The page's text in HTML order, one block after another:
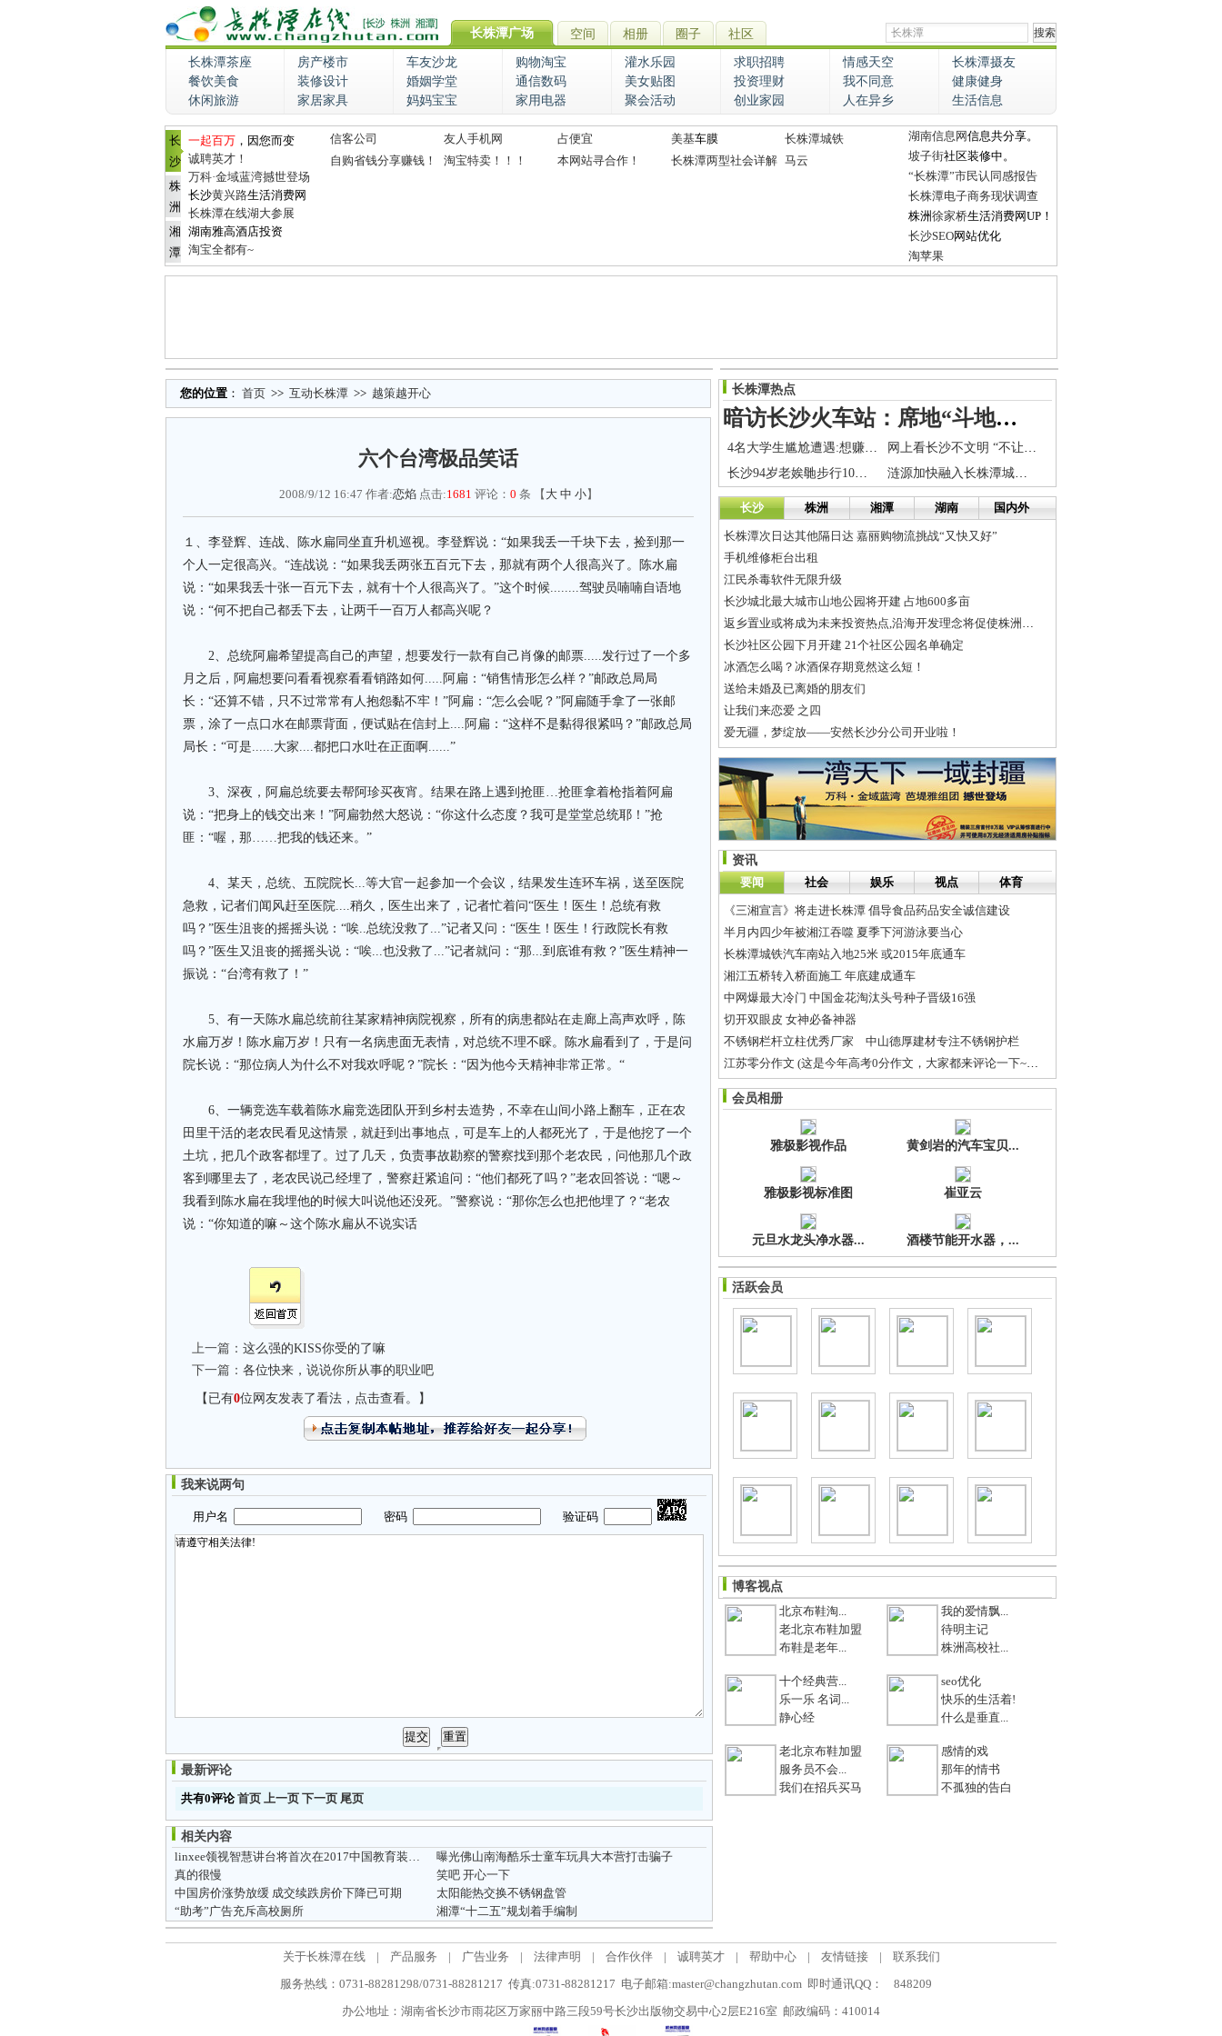
长株潭广场 空间 相册 圈子 社区
长株潭茶座 房产楼市 车友沙龙 购物淘宝 灌水乐园 求职招聘 情感天空
长株潭摄友
餐饮美食
装修设计 婚姻学堂 通信数码 美女贴图 投资理财 我不同意
健康健身
休闲旅游
家居家具 妈妈宝宝 家用电器 聚会活动 创业家园 人在异乡 生活信息
长
沙
株
洲
湘
潭
一起百万 ，因您而变
诚聘英才！
万科·金域蓝湾撼世登场
长沙黄兴路生活消费网
长株潭在线湖大参展
湖南雅高酒店投资
淘宝全都有~
信客公司 友人手机网 占便宜 美基车膜
长株潭城铁
自购省钱分享赚钱！
淘宝特卖！！！ 本网站寻合作！ 长株潭两型社会详解 马云
湖南信息网信息共分享。
坡子街社区装修中。
“长株潭”市民认同感报告
长株潭电子商务现状调查
株洲徐家桥生活消费网UP！
长沙SEO网站优化
淘苹果
您的位置 ： 首页 >> 互动长株潭 >> 越策越开心
六个台湾极品笑话
2008/9/12 16:47 作者:恋焰点击:1681 评论： 0 条 【 大 中 小】
１、李登辉、连战、陈水扁同坐直升机巡视。李登辉说：“如果我丢一千块下去，捡到那一
个人一定很高兴。“连战说：“如果我丢两张五百元下去，那就有两个人很高兴了。陈水扁
说：“如果我丢十张一百元下去，就有十个人很高兴了。”这个时候........驾驶员喃喃自语地
说：“何不把自己都丢下去，让两千一百万人都高兴呢？
2、总统阿扁希望提高自己的声望，想要发行一款有自己肖像的邮票.....发行过了一个多
月之后，阿扁想要问看看视察看看销路如何.....阿扁：“销售情形怎么样？”邮政总局局
长：“还算不错，只不过常常有人抱怨黏不牢！”阿扁：“怎么会呢？”阿扁随手拿了一张邮
票，涂了一点口水在邮票背面，便试贴在信封上....阿扁：“这样不是黏得很紧吗？”邮政总局
局长：“可是......大家....都把口水吐在正面啊......”
3、深夜，阿扁总统要去帮阿珍买夜宵。结果在路上遇到抢匪…抢匪拿着枪指着阿扁
说：“把身上的钱交出来！”阿扁勃然大怒说：“你这什么态度？我可是堂堂总统耶！”抢
匪：“喔，那……把我的钱还来。”
4、某天，总统、五院院长...等大官一起参加一个会议，结果发生连环车祸，送至医院
急救，记者们闻风赶至医院....稍久，医生出来了，记者忙着问“医生！医生！总统有救
吗？”医生沮丧的摇摇头说：“唉..总统没救了...”记者又问：“医生！医生！行政院长有救
吗？”医生又沮丧的摇摇头说：“唉...也没救了...”记者就问：“那...到底谁有救？”医生精神一
振说：“台湾有救了！”
5、有一天陈水扁总统前往某家精神病院视察，所有的病患都站在走廊上高声欢呼，陈
水扁万岁！陈水扁万岁！只有一名病患面无表情，对总统不理不睬。陈水扁看到了，于是问
院长说：“那位病人为什么不对我欢呼呢？”院长：“因为他今天精神非常正常。“
6、一辆竞选车载着陈水扁竞选团队开到乡村去造势，不幸在山间小路上翻车，正在农
田里干活的老农民看见这情景，就赶到出事地点，可是车上的人都死光了，于是他挖了一个
土坑，把几个政客都埋了。过了几天，负责事故勘察的警察找到那个老农民，问他那几个政
客到哪里去了，老农民说己经埋了，警察赶紧追问：“他们都死了吗？”老农回答说：“嗯～
我看到陈水扁在我埋他的时候大叫说他还没死。”警察说：“那你怎么也把他埋了？“老农
说：“你知道的嘛～这个陈水扁从不说实话
上一篇： 这么强的KISS你受的了嘛
下一篇： 各位快来，说说你所从事的职业吧
【已有0位网友发表了看法，点击查看。】
我来说两句
用户名 密码 验证码
最新评论
共有0评论首页 上一页 下一页 尾页
相关内容
linxee领视智慧讲台将首次在2017中国教育装备展亮相！
曝光佛山南海酷乐士童车玩具大本营打击骗子
真的很慢
笑吧 开心一下
中国房价涨势放缓 成交续跌房价下降已可期
太阳能热交换不锈钢盘管
“助考”广告充斥高校厕所
湘潭“十二五”规划着手编制
长株潭热点
暗访长沙火车站：席地“斗地主” 禁牌下乱抽烟
4名大学生尴尬遭遇:想赚点生活费却被骗走生活费
网上看长沙不文明 “不让座”成不文明行为之首
长沙94岁老娭毑步行10里取90元“劳保费”
涟源加快融入长株潭城市群
长沙 株洲 湘潭 湖南 国内外
长株潭次日达其他隔日达 嘉丽购物流挑战“又快又好”
手机维修柜台出租
江民杀毒软件无限升级
长沙城北最大城市山地公园将开建 占地600多亩
返乡置业或将成为未来投资热点,沿海开发理念将促使株洲楼盘品质提升
长沙社区公园下月开建 21个社区公园名单确定
冰酒怎么喝？冰酒保存期竟然这么短！
送给未婚及已离婚的朋友们
让我们来恋爱 之四
爱无疆，梦绽放——安然长沙分公司开业啦！
资讯
要闻
社会 娱乐 视点 体育
《三湘宣言》将走进长株潭 倡导食品药品安全诚信建设
半月内四少年被湘江吞噬 夏季下河游泳要当心
长株潭城铁汽车南站入地25米 或2015年底通车
湘江五桥转入桥面施工 年底建成通车
中网爆最大冷门 中国金花淘汰头号种子晋级16强
切开双眼皮 女神必备神器
不锈钢栏杆立柱优秀厂家 中山德厚建材专注不锈钢护栏
江苏零分作文 (这是今年高考0分作文，大家都来评论一下~~~~~~~)
满江红
长期批发 轮滑鞋/活力板等轮滑运动装备 全国送货
会员相册
雅极影视作品 黄剑岩的汽车宝贝...
雅极影视标准图 崔亚云
元旦水龙头净水器... 酒楼节能开水器，...
活跃会员
博客视点
北京布鞋淘...
老北京布鞋加盟
布鞋是老年...
我的爱情飘...
待明主记
株洲高校社...
十个经典营...
乐一乐 名词...
静心经
seo优化
快乐的生活着!
什么是垂直...
老北京布鞋加盟
服务员不会...
我们在招兵买马
感情的戏
那年的情书
不孤独的告白
关于长株潭在线 | 产品服务 | 广告业务 | 法律声明 | 合作伙伴 | 诚聘英才 | 帮助中心 | 友情链接 |
联系我们
服务热线：0731-88281298/0731-88281217 传真:0731-88281217 电子邮箱:master@changzhutan.com 即时通讯QQ：
848209
办公地址：湖南省长沙市雨花区万家丽中路三段59号长沙出版物交易中心2层E216室 邮政编码：410014